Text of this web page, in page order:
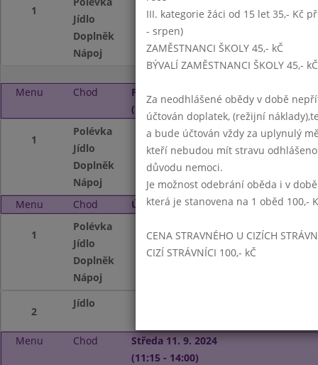
1
Jídlo
Rizoto s
Doplněk
Nápoj
Nápojový
Menu Chod
Pondělí 9. 9. 2024
(11:15 - 14:00)
1
Polévka
Čočková
Jídlo
Sekaná pečeně,
Doplněk
Nápoj
Nápojový
Menu
Chod Úterý 10. 9. 2024 (11:15 - 14:00)
1
Polévka
Jídlo
Hovězí maso na
Doplněk
OVOCNÝ BAR
Nápoj
2
Jídlo
Menu Chod
Středa 11. 9. 2024
(11:15 - 14:00)
III. kategorie žáci od 15 let 35,- Kč
- srpen)
ZAMĚSTNANCI ŠKOLY 45,- kČ
BÝVALÍ ZAMĚSTNANCI ŠKOLY 45,- kČ
Za neodhlášené obědy v době
účtován doplatek, (režijní
a bude účtován vždy za uplynulý
kteří nebudou mít stravu
důvodu nemoci.
Je možnost odebrání oběda i v
která je stanovena na 1 oběd 100,-
CENA STRAVNÉHO U CIZÍCH
CIZÍ STRÁVNÍCI 100,- kČ